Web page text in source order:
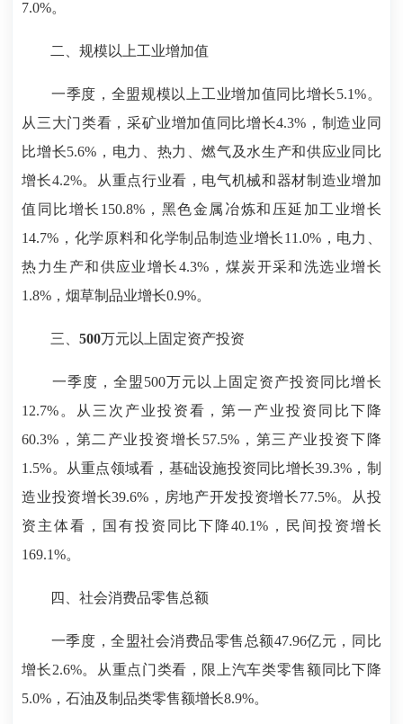
7.0%。
二、规模以上工业增加值
一季度，全盟规模以上工业增加值同比增长5.1%。
从三大门类看，采矿业增加值同比增长4.3%，制造业同
比增长5.6%，电力、热力、燃气及水生产和供应业同比
增长4.2%。从重点行业看，电气机械和器材制造业增加
值同比增长150.8%，黑色金属冶炼和压延加工业增长
14.7%，化学原料和化学制品制造业增长11.0%，电力、
热力生产和供应业增长4.3%，煤炭开采和洗选业增长
1.8%，烟草制品业增长0.9%。
三、500万元以上固定资产投资
一季度，全盟500万元以上固定资产投资同比增长
12.7%。从三次产业投资看，第一产业投资同比下降
60.3%，第二产业投资增长57.5%，第三产业投资下降
1.5%。从重点领域看，基础设施投资同比增长39.3%，制
造业投资增长39.6%，房地产开发投资增长77.5%。从投
资主体看，国有投资同比下降40.1%，民间投资增长
169.1%。
四、社会消费品零售总额
一季度，全盟社会消费品零售总额47.96亿元，同比
增长2.6%。从重点门类看，限上汽车类零售额同比下降
5.0%，石油及制品类零售额增长8.9%。